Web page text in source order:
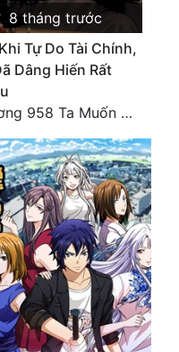
8 tháng trước
Tự Do Tài Chính,
Dâng Hiến Rất
Chương 958 Ta Muốn Cùng Các Cô Vĩnh Viễn Ở Bên Nhau (2) Hết